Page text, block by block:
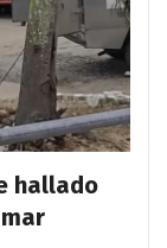
hallado